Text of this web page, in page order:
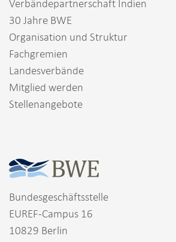
Verbändepartnerschaft Indien
30 Jahre BWE
Organisation und Struktur
Fachgremien
Landesverbände
Mitglied werden
Stellenangebote
Bundesgeschäftsstelle
EUREF-Campus 16
10829 Berlin